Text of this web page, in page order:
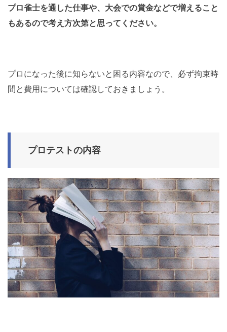
プロ雀士を通した仕事や、大会での賞金などで増えること
もあるので考え方次第と思ってください。
プロになった後に知らないと困る内容なので、必ず拘束時
間と費用については確認しておきましょう。
プロテストの内容